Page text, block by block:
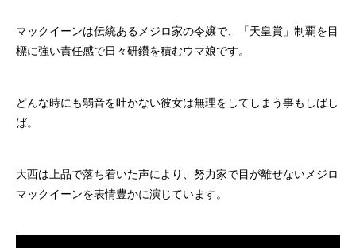
マックイーンは伝統あるメジロ家の令嬢で、「天皇賞」制覇を目
標に強い責任感で日々研鑽を積むウマ娘です。
どんな時にも弱音を吐かない彼女は無理をしてしまう事もしばし
ば。
大西は上品で落ち着いた声により、努力家で目が離せないメジロ
マックイーンを表情豊かに演じています。